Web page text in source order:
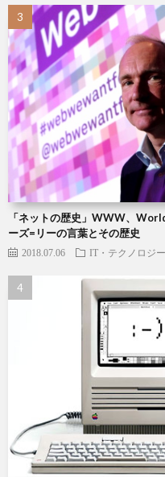
「ネットの歴史」WWW、
ーズ=リーの言葉とその歴史
2018.07.06 IT・テクノロジー